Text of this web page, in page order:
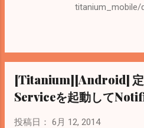
バージョンを公
スが含まれてい
２．Subversion
ストールする際
tools」を選択し
svn.exeがインス
Pathにも追記さ
titanium_mobile/
appcelerator/
報の連続取得に
Mobileユーザー
geolocation.jsは
require('/lib/
exports.init = init;
[Titanium][Android] 定
Serviceを起動して
投稿日： 6月 12, 2014